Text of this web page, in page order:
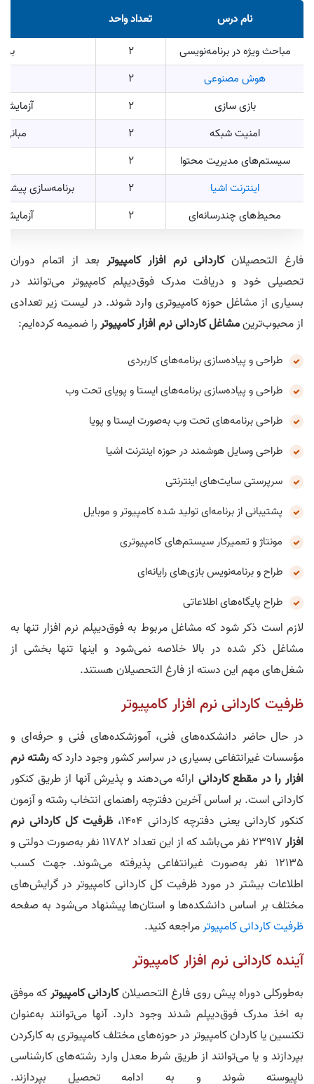
نام درس
تعداد واحد
مباحث ویژه در برنامه‌نویسی
2
هوش مصنوعی
2
بازی سازی
2
امنیت شبکه
2
سیستم‌های مدیریت محتوا
2
اینترنت اشیا
2
برنامه‌سازی
محیط‌های چندرسانه‌ای
2
فارغ التحصیلانکاردانی نرم افزار کامپیوتربعد از اتمام دوران
تحصیلی خود و دریافت مدرک فوق‌دیپلم کامپیوتر می‌توانند در
بسیاری از مشاغل حوزه کامپیوتری وارد شوند. در لیست زیر تعدادی
از محبوب‌ترینمشاغل کاردانی نرم افزار کامپیوتررا ضمیمه کرده‌ایم:
طراحی و پیاده‌سازی برنامه‌های کاربردی
طراحی و پیاده‌سازی برنامه‌های ایستا و پویای تحت وب
طراحی برنامه‌های تحت وب به‌صورت ایستا و پویا
طراحی وسایل هوشمند در حوزه اینترنت اشیا
سرپرستی سایت‌های اینترنتی
پشتیبانی از برنامه‌ای تولید شده کامپیوتر و موبایل
مونتاژ و تعمیرکار سیستم‌های کامپیوتری
طراح و برنامه‌نویس بازی‌های رایانه‌ای
طراح پایگاه‌های اطلاعاتی
لازم است ذکر شود که مشاغل مربوط به فوق‌دیپلم نرم افزار تنها به
مشاغل ذکر شده در بالا خلاصه نمی‌شود و اینها تنها بخشی از
شغل‌های مهم این دسته از فارغ التحصیلان هستند.
ظرفیت کاردانی نرم افزار کامپیوتر
در حال حاضر دانشکده‌های فنی، آموزشکده‌های فنی و حرفه‌ای و
مؤسسات غیرانتفاعی بسیاری در سراسر کشور وجود دارد کهرشته نرم
افزار را در مقطع کاردانی
ارائه می‌‎دهند و پذیرش آنها از طریق کنکور
کاردانی است. بر اساس آخرین دفترچه راهنمای انتخاب رشته و آزمون
کنکور کاردانی یعنی دفترچه کاردانی 1404،
ظرفیت کل کاردانی نرم
افزار
23917 نفر می‌باشد که از این تعداد 11782 نفر به‌صورت دولتی و
12135 نفر به‌صورت غیرانتفاعی پذیرفته می‌شوند. جهت کسب
اطلاعات بیشتر در مورد ظرفیت کل کاردانی کامپیوتر در گرایش‌های
مختلف بر اساس دانشکده‌ها و استان‌ها پیشنهاد می‌شود به صفحه
ظرفیت کاردانی کامپیوترمراجعه کنید.
آینده کاردانی نرم افزار کامپیوتر
به‌طورکلی دوراه پیش روی فارغ التحصیلانکاردانی کامپیوترکه موفق
به اخذ مدرک فوق‌دیپلم شدند وجود دارد. آنها می‌توانند به‌عنوان
تکنسین یا کاردان کامپیوتر در حوزه‌های مختلف کامپیوتری به کارکردن
بپردازند و یا می‌توانند از طریق شرط معدل وارد رشته‌های کارشناسی
ناپیوسته شوند و به ادامه تحصیل بپردازند.